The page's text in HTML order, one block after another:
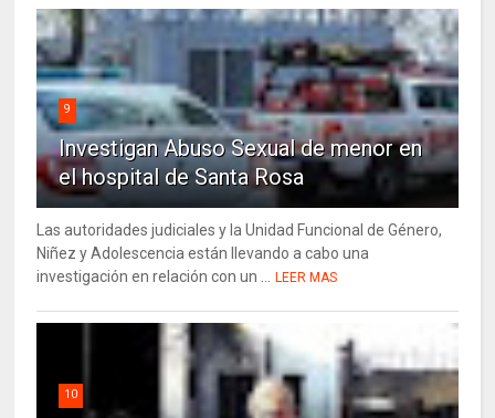
9
Investigan Abuso Sexual de menor en
el hospital de Santa Rosa
Las autoridades judiciales y la Unidad Funcional de Género,
Niñez y Adolescencia están llevando a cabo una
investigación en relación con un ...
LEER MAS
10